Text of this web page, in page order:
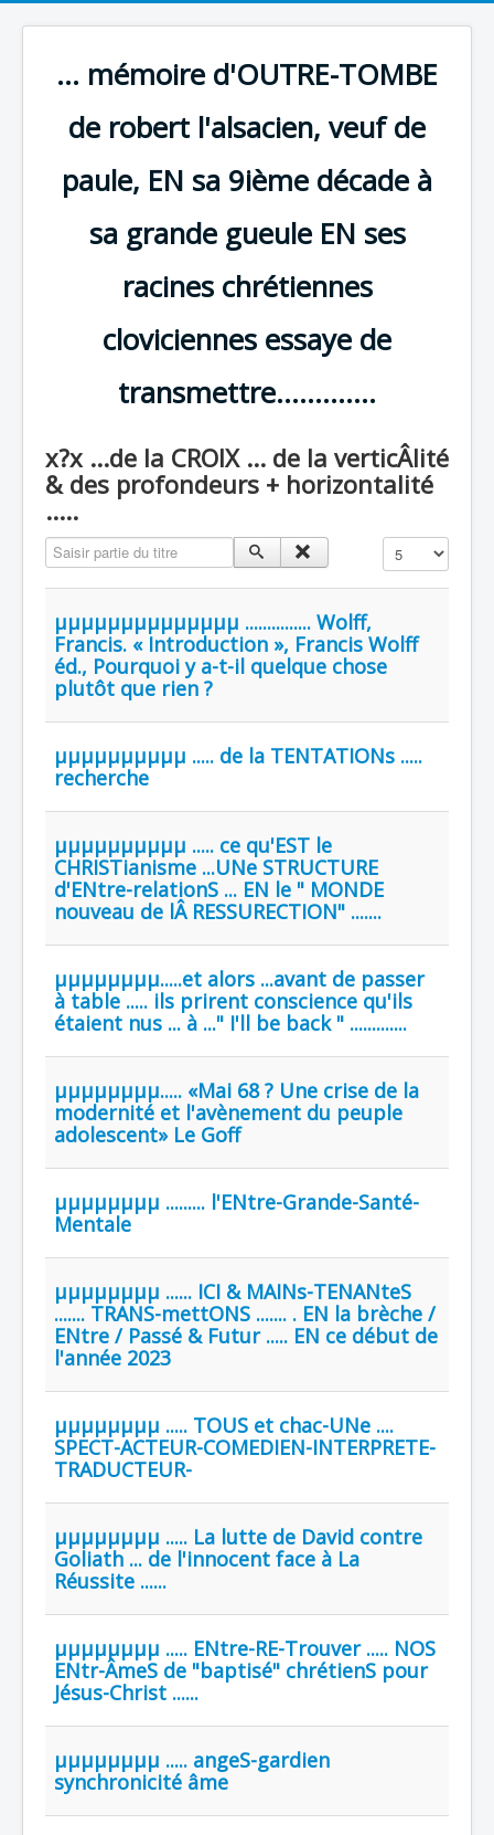
... mémoire d'OUTRE-TOMBE
de robert l'alsacien, veuf de
paule, EN sa 9ième décade à
sa grande gueule EN ses
racines chrétiennes
cloviciennes essaye de
transmettre.............
x?x ...de la CROIX ... de la verticÂlité
& des profondeurs + horizontalité
.....
Saisir partie du titre Affichage #
µµµµµµµµµµµµµµ ............... Wolff,
Francis. « Introduction », Francis Wolff
éd., Pourquoi y a-t-il quelque chose
plutôt que rien ?
µµµµµµµµµµ ..... de la TENTATIONs .....
recherche
µµµµµµµµµµ ..... ce qu'EST le
CHRISTianisme ...UNe STRUCTURE
d'ENtre-relationS ... EN le " MONDE
nouveau de lÂ RESSURECTION" .......
µµµµµµµµ.....et alors ...avant de passer
à table ..... ils prirent conscience qu'ils
étaient nus ... à ..." I'll be back " .............
µµµµµµµµ..... «Mai 68 ? Une crise de la
modernité et l'avènement du peuple
adolescent» Le Goff
µµµµµµµµ ......... l'ENtre-Grande-Santé-
Mentale
µµµµµµµµ ...... ICI & MAINs-TENANteS
....... TRANS-mettONS ....... . EN la brèche /
ENtre / Passé & Futur ..... EN ce début de
l'année 2023
µµµµµµµµ ..... TOUS et chac-UNe ....
SPECT-ACTEUR-COMEDIEN-INTERPRETE-
TRADUCTEUR-
µµµµµµµµ ..... La lutte de David contre
Goliath ... de l'innocent face à La
Réussite ......
µµµµµµµµ ..... ENtre-RE-Trouver ..... NOS
ENtr-ÂmeS de "baptisé" chrétienS pour
Jésus-Christ ......
µµµµµµµµ ..... angeS-gardien
synchronicité âme